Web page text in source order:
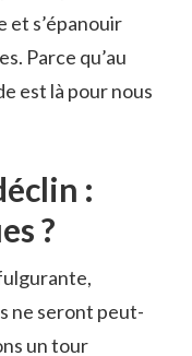
et s’épanouir
Parce qu’au
est là pour nous
:
?
ne seront peut-
un tour